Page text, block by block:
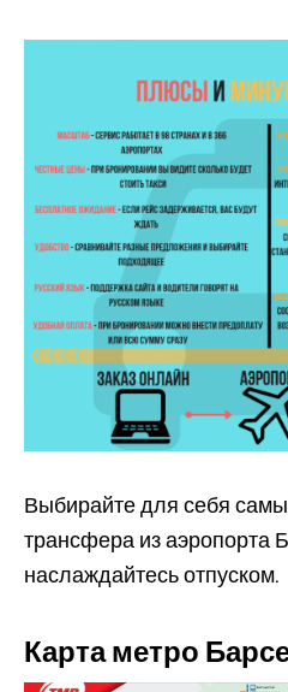
Выбирайте для себя
трансфера из аэропорта
наслаждайтесь отпуском.
Карта метро